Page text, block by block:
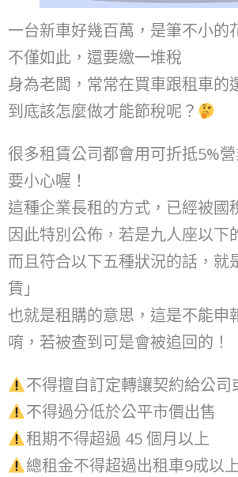
一台新車好幾百萬，是筆不小的
不僅如此，還要繳一堆稅
身為老闆，常常在買車跟租車的
到底該怎麼做才能節稅呢？
很多租賃公司都會用可折抵5%
要小心喔！
這種企業長租的方式，已經被國
因此特別公佈，若是九人座以下
而且符合以下五種狀況的話，就
賃」
也就是租購的意思，這是不能申
唷，若被查到可是會被追回的！
不得擅自訂定轉讓契約給公司
不得過分低於公平市價出售
租期不得超過 45 個月以上
總租金不得超過出租車9成以